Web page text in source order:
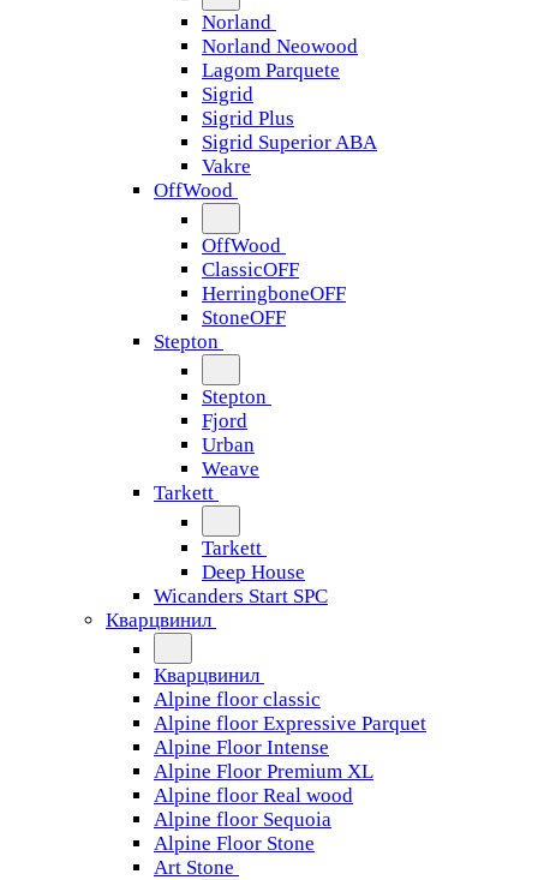
Norland
Norland Neowood
Lagom Parquete
Sigrid
Sigrid Plus
Sigrid Superior ABA
Vakre
OffWood
OffWood
ClassicOFF
HerringboneOFF
StoneOFF
Stepton
Stepton
Fjord
Urban
Weave
Tarkett
Tarkett
Deep House
Wicanders Start SPC
Кварцвинил
Кварцвинил
Alpine floor classic
Alpine floor Expressive Parquet
Alpine Floor Intense
Alpine Floor Premium XL
Alpine floor Real wood
Alpine floor Sequoia
Alpine Floor Stone
Art Stone